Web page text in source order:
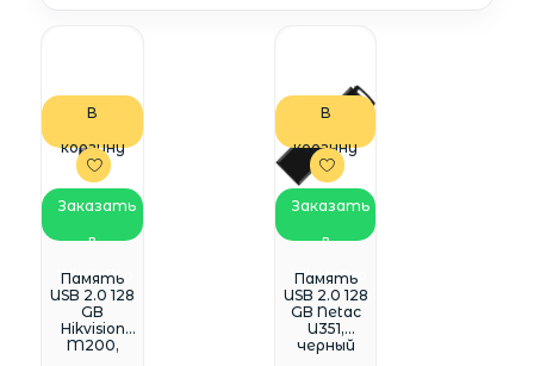
В
корзину
Заказать
в
WhatsApp
Память
USB 2.0 128
GB
Hikvision
M200,
В
корзину
Заказать
в
WhatsApp
Память
USB 2.0 128
GB Netac
U351,
черный